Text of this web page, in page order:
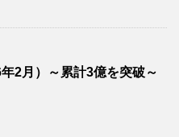
2月）～累計3億を突破～